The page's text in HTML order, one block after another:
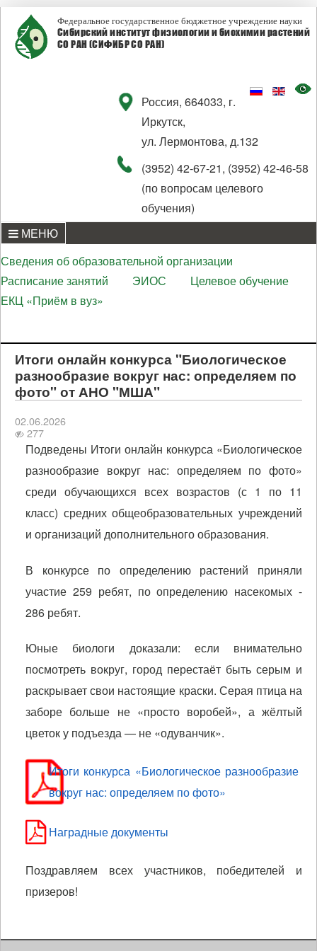
Федеральное государственное бюджетное учреждение науки
Сибирский институт физиологии и биохимии растений
СО РАН (СИФИБР СО РАН)
Россия, 664033, г.
Иркутск,
ул. Лермонтова, д.132
(3952) 42-67-21, (3952) 42-46-58
(по вопросам целевого
обучения)
МЕНЮ
Сведения об образовательной организации
Расписание занятий
ЭИОС
Целевое обучение
ЕКЦ «Приём в вуз»
Итоги онлайн конкурса "Биологическое
разнообразие вокруг нас: определяем по
фото" от АНО "МША"
02.06.2026
277
Подведены Итоги онлайн конкурса «Биологическое
разнообразие вокруг нас: определяем по фото»
среди обучающихся всех возрастов (с 1 по 11
класс) средних общеобразовательных учреждений
и организаций дополнительного образования.
В конкурсе по определению растений приняли
участие 259 ребят, по определению насекомых -
286 ребят.
Юные биологи доказали: если внимательно
посмотреть вокруг, город перестаёт быть серым и
раскрывает свои настоящие краски. Серая птица на
заборе больше не «просто воробей», а жёлтый
цветок у подъезда — не «одуванчик».
Итоги конкурса «Биологическое разнообразие
вокруг нас: определяем по фото»
Наградные документы
Поздравляем всех участников, победителей и
призеров!